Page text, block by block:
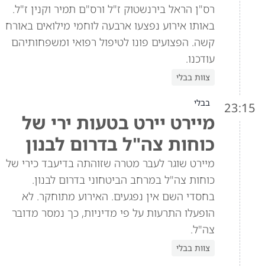
רס"ן הראל בירנשטוק ז"ל ורס"ם תמיר וקנין ז"ל.
באותו אירוע נפצעו ארבעה לוחמי מילואים באורח
קשה. הפצועים פונו לטיפול רפואי ומשפחותיהם
עודכנו.
צוות בבלי
23:15 בבלי
מיירט יירט בטעות ירי של
כוחות צה"ל בדרום לבנון
מיירט שוגר לעבר מטרה שזוהתה בדיעבד כירי של
כוחות צה"ל במרחב הביטחוני בדרום לבנון.
בחסדי השם אין נפגעים. האירוע מתוחקר. לא
הופעלו התרעות על פי מדיניות, כך נמסר מדובר
צה"ל.
צוות בבלי